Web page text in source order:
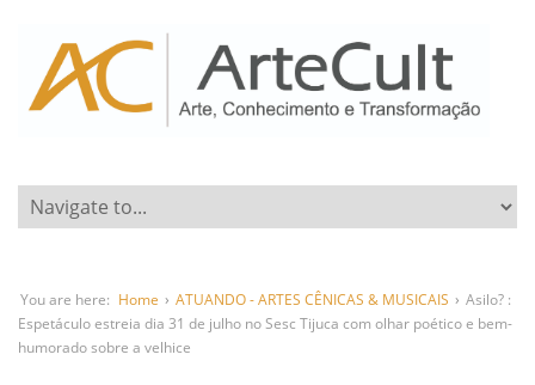
You are here: Home › ATUANDO - ARTES CÊNICAS & MUSICAIS › Asilo? :
Espetáculo estreia dia 31 de julho no Sesc Tijuca com olhar poético e bem-
humorado sobre a velhice